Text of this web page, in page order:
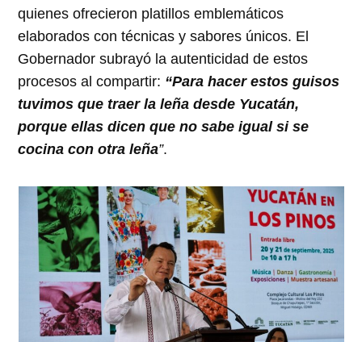
quienes ofrecieron platillos emblemáticos
elaborados con técnicas y sabores únicos. El
Gobernador subrayó la autenticidad de estos
procesos al compartir: “Para hacer estos guisos
tuvimos que traer la leña desde Yucatán,
porque ellas dicen que no sabe igual si se
cocina con otra leña”.